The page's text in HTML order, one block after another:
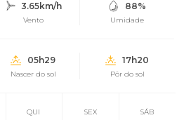
3.65km/h
Vento
88%
Umidade
05h29
Nascer do sol
17h20
Pôr do sol
QUI SEX SÁB